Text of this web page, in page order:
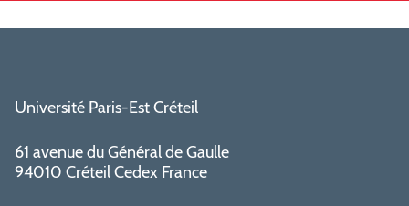
Université Paris-Est Créteil
61 avenue du Général de Gaulle
94010 Créteil Cedex France